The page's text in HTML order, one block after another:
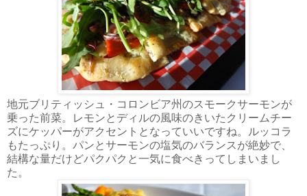
地元ブリティッシュ・コロンビア州のスモークサーモンが
乗った前菜。レモンとディルの風味のきいたクリームチー
ズにケッパーがアクセントとなっていいですね。ルッコラ
もたっぷり。パンとサーモンの塩気のバランスが絶妙で、
結構な量だけどパクパクと一気に食べきってしまいまし
た。